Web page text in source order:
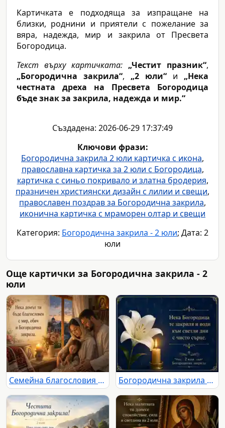
Картичката е подходяща за изпращане на
близки, роднини и приятели с пожелание за
вяра, надежда, мир и закрила от Пресвета
Богородица.
Текст върху картичката: „Честит празник“,
„Богородична закрила“, „2 юли“ и „Нека
честната дреха на Пресвета Богородица
бъде знак за закрила, надежда и мир.“
Създадена: 2026-06-29 17:37:49
Ключови фрази:
Богородична закрила 2 юли картичка с икона,
православна картичка за 2 юли с Богородица,
картичка с синьо покривало и златна бродерия,
празничен християнски дизайн с лилии и свещи,
православен поздрав за Богородична закрила,
иконична картичка с мраморен олтар и свещи
Категория: Богородична закрила - 2 юли; Дата: 2
юли
Още картички за Богородична закрила - 2
юли
Семейна благословия с Богородична закрила Богородична закрила с лилия, свещ и златен православен текст